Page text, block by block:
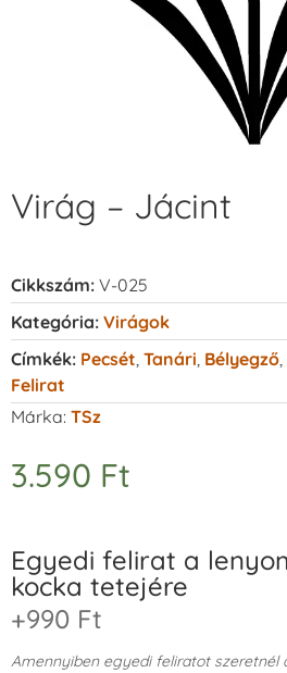
Virág – Jácint
Cikkszám: V-025
Kategória: Virágok
Címkék: Pecsét Tanári Bélyegző
Felirat
Márka: TSz
3.590 Ft
Egyedi felirat a
kocka tetejére
+990 Ft
Amennyiben egyedi feliratot szeretnél